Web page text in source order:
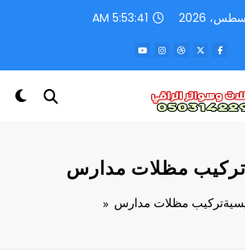
5:53:41 AM
مظلات مدارس
تركيب مظلات مدارس